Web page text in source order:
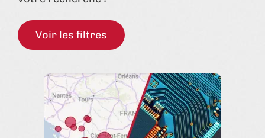
Voir les filtres